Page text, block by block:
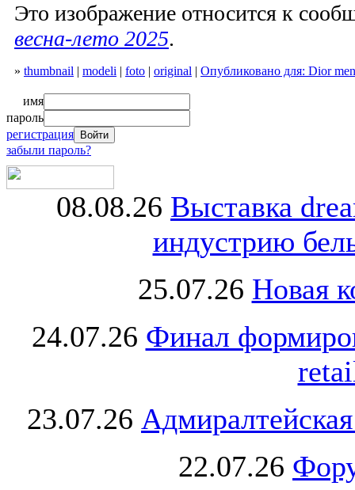
Это изображение относится к
весна-лето 2025.
» thumbnail | modeli | foto | original | Опубликовано для: Dior
имя
пароль
регистрация
забыли пароль?
08.08.26 Выставка
индустрию
25.07.26 Новая
24.07.26 Финал
23.07.26
22.07.26